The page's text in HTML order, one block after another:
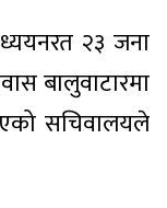
२३ जना
बालुवाटारमा
सचिवालयले